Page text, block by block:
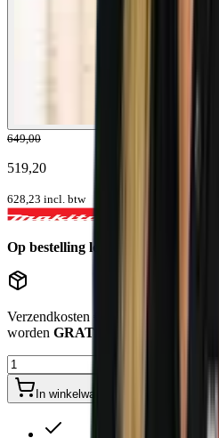
649,00
519,20
628,23 incl. btw
Op bestelling leverbaar
Verzendkosten
worden GRATIS bezorgd
In winkelwagen